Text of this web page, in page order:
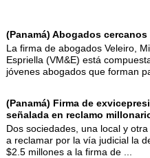
(Panamá) Abogados
La firma de abogados Veleiro,
Espriella (VM&E) está
jóvenes abogados que forman
(Panamá) Firma de
señalada en reclamo
Dos sociedades, una local y
a reclamar por la vía judicial la
$2.5 millones a la firma de ...